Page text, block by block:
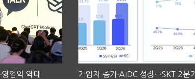
업익 역대
가입자 증가·AIDC 성장…SKT 2분기